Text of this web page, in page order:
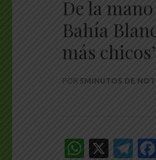
De la
Bahía
más
POR 5MINUTOS DE
X